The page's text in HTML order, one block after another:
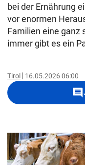
bei der Ernährung
vor enormen
Familien eine ganz
immer gibt es ein
Tirol 16.05.2026 06:00
comment